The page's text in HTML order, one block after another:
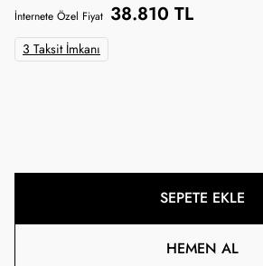
İnternete Özel Fiyat 38.810 TL
3 Taksit İmkanı
SEPETE EKLE
HEMEN AL